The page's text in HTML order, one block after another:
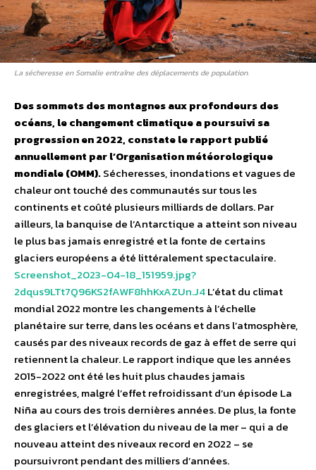
La sécheresse en Somalie entraîne des déplacements de population.
Des sommets des montagnes aux profondeurs des
océans, le changement climatique a poursuivi sa
progression en 2022, constate le rapport publié
annuellement par l’Organisation météorologique
mondiale (OMM).Sécheresses, inondations et vagues de
chaleur ont touché des communautés sur tous les
continents et coûté plusieurs milliards de dollars. Par
ailleurs, la banquise de l’Antarctique a atteint son niveau
le plus bas jamais enregistré et la fonte de certains
glaciers européens a été littéralement spectaculaire.
Screenshot_2023-04-18_151959.jpg?
2dqus9LTt7Q96KS2fAWF8hhKxAZUn.J4L’état du climat
mondial 2022 montre les changements à l’échelle
planétaire sur terre, dans les océans et dans l’atmosphère,
causés par des niveaux records de gaz à effet de serre qui
retiennent la chaleur. Le rapport indique que les années
2015-2022 ont été les huit plus chaudes jamais
enregistrées, malgré l’effet refroidissant d’un épisode La
Niña au cours des trois dernières années. De plus, la fonte
des glaciers et l’élévation du niveau de la mer – qui a de
nouveau atteint des niveaux record en 2022 – se
poursuivront pendant des milliers d’années.